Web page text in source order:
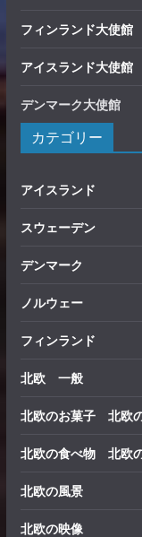
フィンランド大使館
アイスランド大使館
デンマーク大使館
カテゴリー
アイスランド
スウェーデン
デンマーク
ノルウェー
フィンランド
北欧 一般
北欧のお菓子 北欧
北欧の食べ物 北欧
北欧の風景
北欧の映像